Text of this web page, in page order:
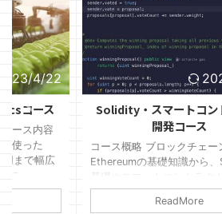
4/22
コース
ース内容
使った
まで幅広
に、
、
Solidity・スマートコン
開発コース
コース概略 ブロックチェー
Ethereumの基礎知識から
基礎やスマートコントラク
TruffleやWeb3.jsを使った
DAppの開発まで幅広く学ぶ
ReadMore